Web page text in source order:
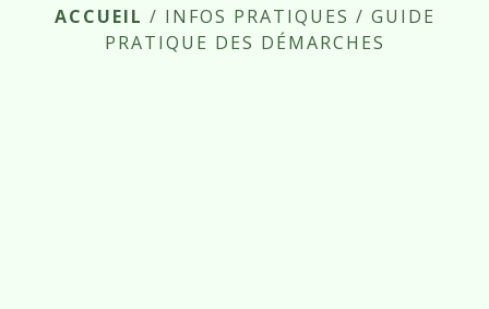
ACCUEIL / INFOS PRATIQUES / GUIDE
PRATIQUE DES DÉMARCHES